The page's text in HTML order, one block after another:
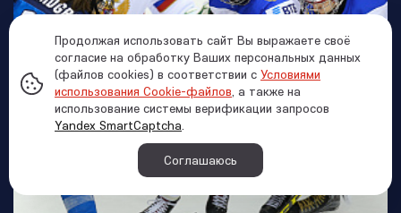
Продолжая использовать сайт Вы выражаете своё
согласие на обработку Ваших персональных данных
(файлов cookies) в соответствии с Условиями
использования Cookie-файлов, а также на
использование системы верификации запросов
Yandex SmartCaptcha.
Соглашаюсь